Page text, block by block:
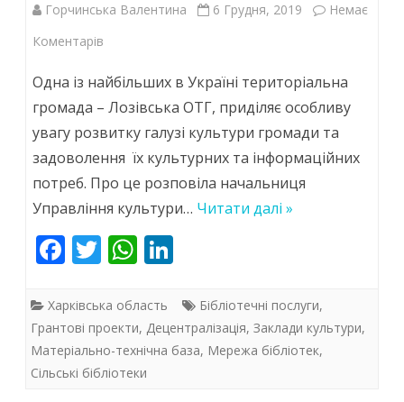
Горчинська Валентина 6 Грудня, 2019
Немає
Коментарів
У
2019
році
Лозівська
понад
мільйона
гривень
Одна із найбільших в Україні територіальна
громада – Лозівська ОТГ, приділяє особливу
увагу розвитку галузі культури громади та
задоволення їх культурних та інформаційних
потреб. Про це розповіла начальниця
Управління культури… Читати далі »
F
e
b
o
T
itt
er
W
at
s
A
k
e
dI
Харківська область Бібліотечні послуги,
Грантові проекти, Децентралізація, Заклади культури,
Матеріально-технічна база, Мережа бібліотек,
Сільські бібліотеки